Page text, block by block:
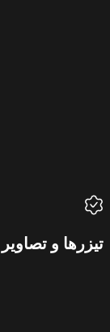
تیزرها و تصاویر Faces of Death